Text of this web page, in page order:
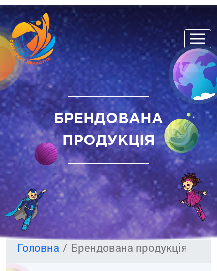
БРЕНДОВАНА
ПРОДУКЦІЯ
Головна Брендована продукція